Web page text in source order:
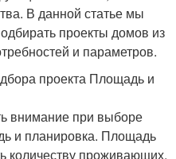
В данной статье мы
проекты домов из
и параметров.
проекта Площадь и
внимание при выборе
и планировка. Площадь
количеству проживающих,